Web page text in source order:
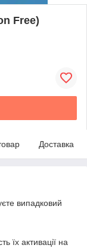
Free)
Доставка
випадковий
їх активації на